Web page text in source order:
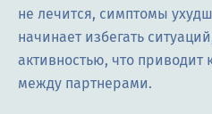
не лечится, симптомы
начинает избегать
активностью, что
между партнерами.